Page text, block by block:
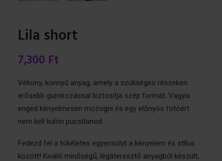
Lila short
7,300 Ft
Vékony, könnyű anyag, amely a szükséges részeken
erősebb gumírozással biztosítja szép formát. Vagyis
enged kényelmesen mozogni és egy előnyös fotóért
nem kell külön pucsítanod.
Fedezd fel a tökéletes egyensúlyt a kényelem és stílus
között! Kiváló minőségű, légáteresztő anyagból készült,